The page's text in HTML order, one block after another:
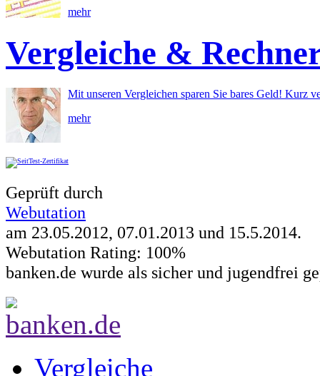
mehr
Vergleiche &
Mit unseren Vergleichen sparen Sie bares Geld! Kurz
mehr
Geprüft durch
Webutation
am 23.05.2012, 07.01.2013 und 15.5.2014.
Webutation Rating: 100%
banken.de wurde als sicher und jugendfrei
Vergleiche